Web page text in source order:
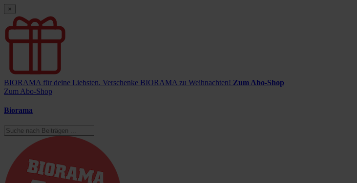
×
BIORAMA für deine Liebsten. Verschenke BIORAMA zu Weihnachten! Zum Abo-Shop
Zum Abo-Shop
Biorama